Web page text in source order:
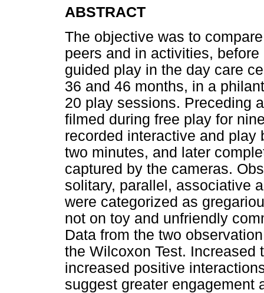
ABSTRACT
The objective was to
peers and in activities,
guided play in the day care
36 and 46 months, in a
20 play sessions. Preceding
filmed during free play for
recorded interactive and
two minutes, and later
captured by the cameras.
solitary, parallel, associative
were categorized as
not on toy and unfriendly
Data from the two
the Wilcoxon Test. Increased
increased positive
suggest greater engagement